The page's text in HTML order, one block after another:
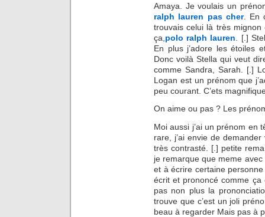
Amaya. Je voulais un
ralph lauren pas cher. En
trouvais celui là très mignon
ça, polo ralph lauren . [.]
En plus j’adore les étoiles
Donc voilà Stella qui veut
comme Sandra, Sarah. [.]
Logan est un prénom que
peu courant. C’ets
On aime ou pas ? Les
Moi aussi j’ai un prénom en
rare, j’ai envie de
très contrasté. [.] petite
je remarque que meme
et à écrire certaine
écrit et prononcé comme ça
pas non plus la
trouve que c’est un joli
beau à regarder Mais pas à